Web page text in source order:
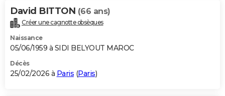
David BITTON (66 ans)
Créer une cagnotte obsèques
Naissance
05/06/1959 à SIDI BELYOUT MAROC
Décès
25/02/2026 à Paris (Paris)